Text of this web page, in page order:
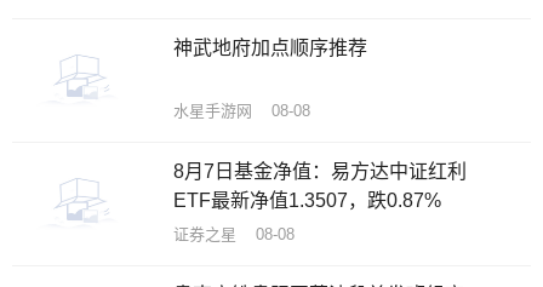
神武地府加点顺序推荐
水星手游网 08-08
8月7日基金净值：易方达中证红利
ETF最新净值1.3507，跌0.87%
证券之星 08-08